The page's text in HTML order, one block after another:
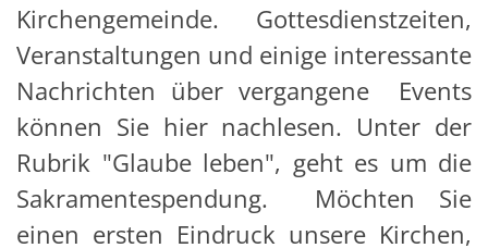
Kirchengemeinde. Gottesdienstzeiten,
Veranstaltungen und einige interessante
Nachrichten über vergangene Events
können Sie hier nachlesen. Unter der
Rubrik "Glaube leben", geht es um die
Sakramentespendung. Möchten Sie
einen ersten Eindruck unsere Kirchen,